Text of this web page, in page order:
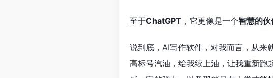
至于ChatGPT ，它更像是一个智慧的伙
说到底，AI写作软件，对我而言，从来
高标号汽油，给我续上油，让我重新跑